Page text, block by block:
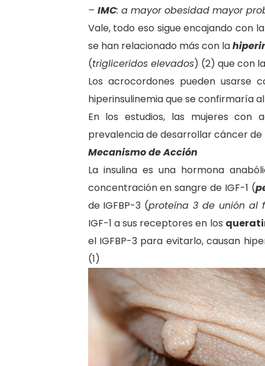
– IMC: a mayor obesidad mayor
Vale, todo eso sigue encajando con
se han relacionado más con la
(trigliceridos elevados) (2) que con
Los acrocordones pueden usarse
hiperinsulinemia que se confirmaría
En los estudios, las mujeres con
prevalencia de desarrollar cáncer de
Mecanismo de Acción
La insulina es una hormona
concentración en sangre de IGF-1 (
de IGFBP-3 (proteína 3 de unión al
IGF-1 a sus receptores en los
el IGFBP-3 para evitarlo, causan
(1)